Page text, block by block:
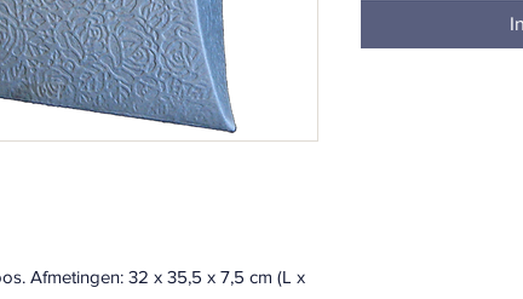
Afmetingen: 32 x 35,5 x 7,5 cm (L x